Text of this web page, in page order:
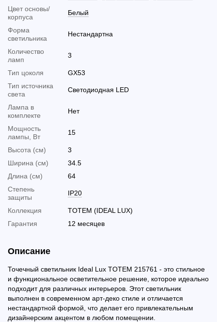
Цвет основы/
корпуса
Белый
Форма
светильника
Нестандартна
Количество
ламп
3
Тип цоколя
GX53
Тип источника
света
Светодиодная LED
Лампа в
комплекте
Нет
Мощность
лампы, Вт
15
Высота (см)
3
Ширина (см)
34.5
Длина (см)
64
Cтепень
защиты
IP20
Коллекция
TOTEM (IDEAL LUX)
Гарантия
12 месяцев
Описание
Точечный светильник Ideal Lux TOTEM 215761 - это стильное
и функциональное осветительное решение, которое идеально
подходит для различных интерьеров. Этот светильник
выполнен в современном арт-деко стиле и отличается
нестандартной формой, что делает его привлекательным
дизайнерским акцентом в любом помещении.